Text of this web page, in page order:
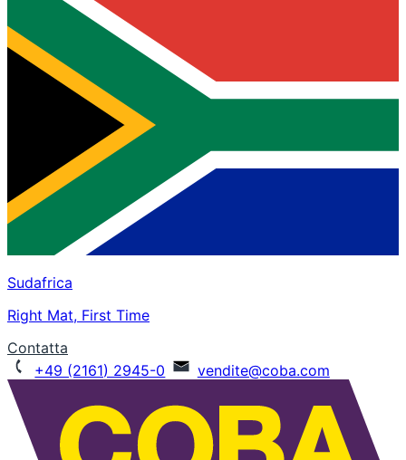
Sudafrica
Right Mat, First Time
Contatta
+49 (2161) 2945-0
vendite@coba.com